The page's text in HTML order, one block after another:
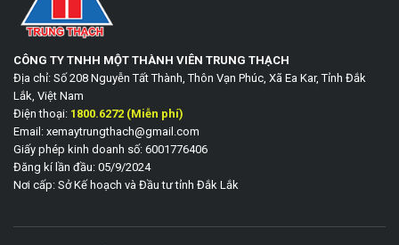
CÔNG TY TNHH MỘT THÀNH VIÊN TRUNG THẠCH
Địa chỉ: Số 208 Nguyễn Tất Thành, Thôn Vạn Phúc, Xã Ea Kar, Tỉnh Đắk
Lắk, Việt Nam
Điện thoại: 1800.6272 (Miễn phí)
Email: xemaytrungthach@gmail.com
Giấy phép kinh doanh số: 6001776406
Đăng kí lần đầu: 05/9/2024
Nơi cấp: Sở Kế hoạch và Đầu tư tỉnh Đắk Lắk